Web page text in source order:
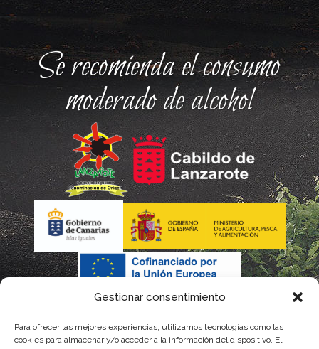
Gestionar consentimiento
Para ofrecer las mejores experiencias, utilizamos tecnologías como las
cookies para almacenar y/o acceder a la información del dispositivo. El
Se recomienda el consumo
moderado de alcohol